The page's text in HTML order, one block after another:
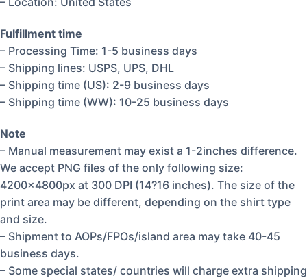
Fulfillment time
– Processing Time: 1-5 business days
– Shipping lines: USPS, UPS, DHL
– Shipping time (US): 2-9 business days
– Shipping time (WW): 10-25 business days
Note
– Manual measurement may exist a 1-2inches difference.
We accept PNG files of the only following size:
4200x4800px at 300 DPI (14?16 inches). The size of the
print area may be different, depending on the shirt type
and size.
– Shipment to AOPs/FPOs/island area may take 40-45
business days.
– Some special states/ countries will charge extra shipping